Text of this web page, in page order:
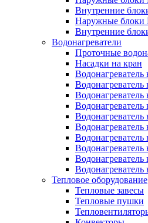
Внутренние
Наружные блоки
Внутренние
Водонагреватели
Проточные
Наcадки на кран
Водонагреватель
Водонагреватель
Водонагреватель
Водонагреватель
Водонагреватель
Водонагреватель
Водонагреватель
Водонагреватель
Водонагреватель
Водонагреватель
Тепловое оборудование
Тепловые завесы
Тепловые пушки